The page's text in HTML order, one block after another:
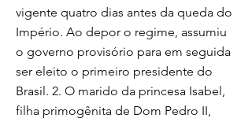
vigente quatro dias antes da queda do
Império. Ao depor o regime, assumiu
o governo provisório para em seguida
ser eleito o primeiro presidente do
Brasil. 2. O marido da princesa Isabel,
filha primogênita de Dom Pedro II,